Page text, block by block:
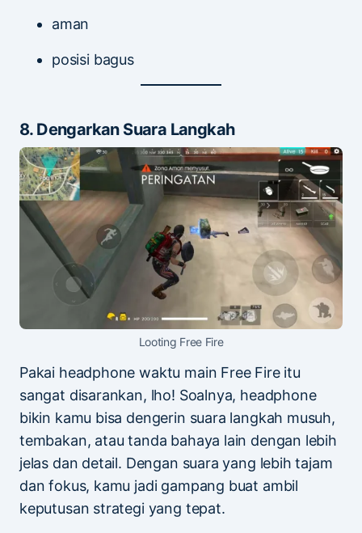
aman
posisi bagus
8. Dengarkan Suara Langkah
Looting Free Fire
Pakai headphone waktu main Free Fire itu
sangat disarankan, lho! Soalnya, headphone
bikin kamu bisa dengerin suara langkah musuh,
tembakan, atau tanda bahaya lain dengan lebih
jelas dan detail. Dengan suara yang lebih tajam
dan fokus, kamu jadi gampang buat ambil
keputusan strategi yang tepat.